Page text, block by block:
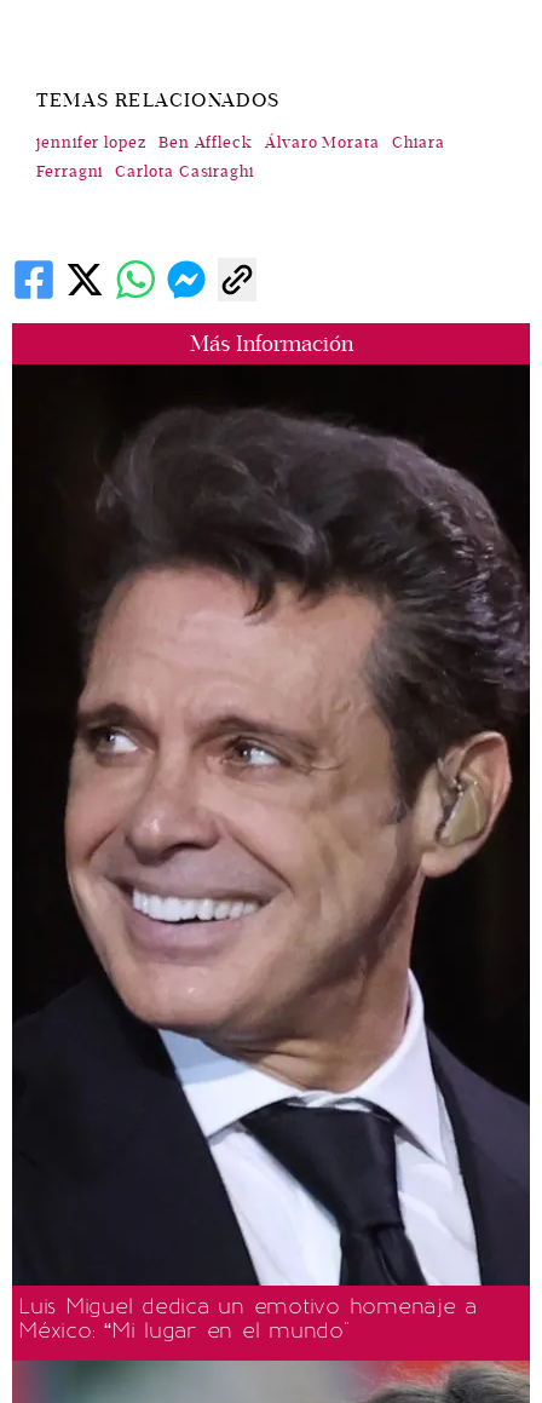
Más Información
Luis Miguel dedica un emotivo homenaje a
México: “Mi lugar en el mundo"
TEMAS RELACIONADOS
jennifer lopez Ben Affleck Álvaro Morata
Chiara
Ferragni
Carlota Casiraghi